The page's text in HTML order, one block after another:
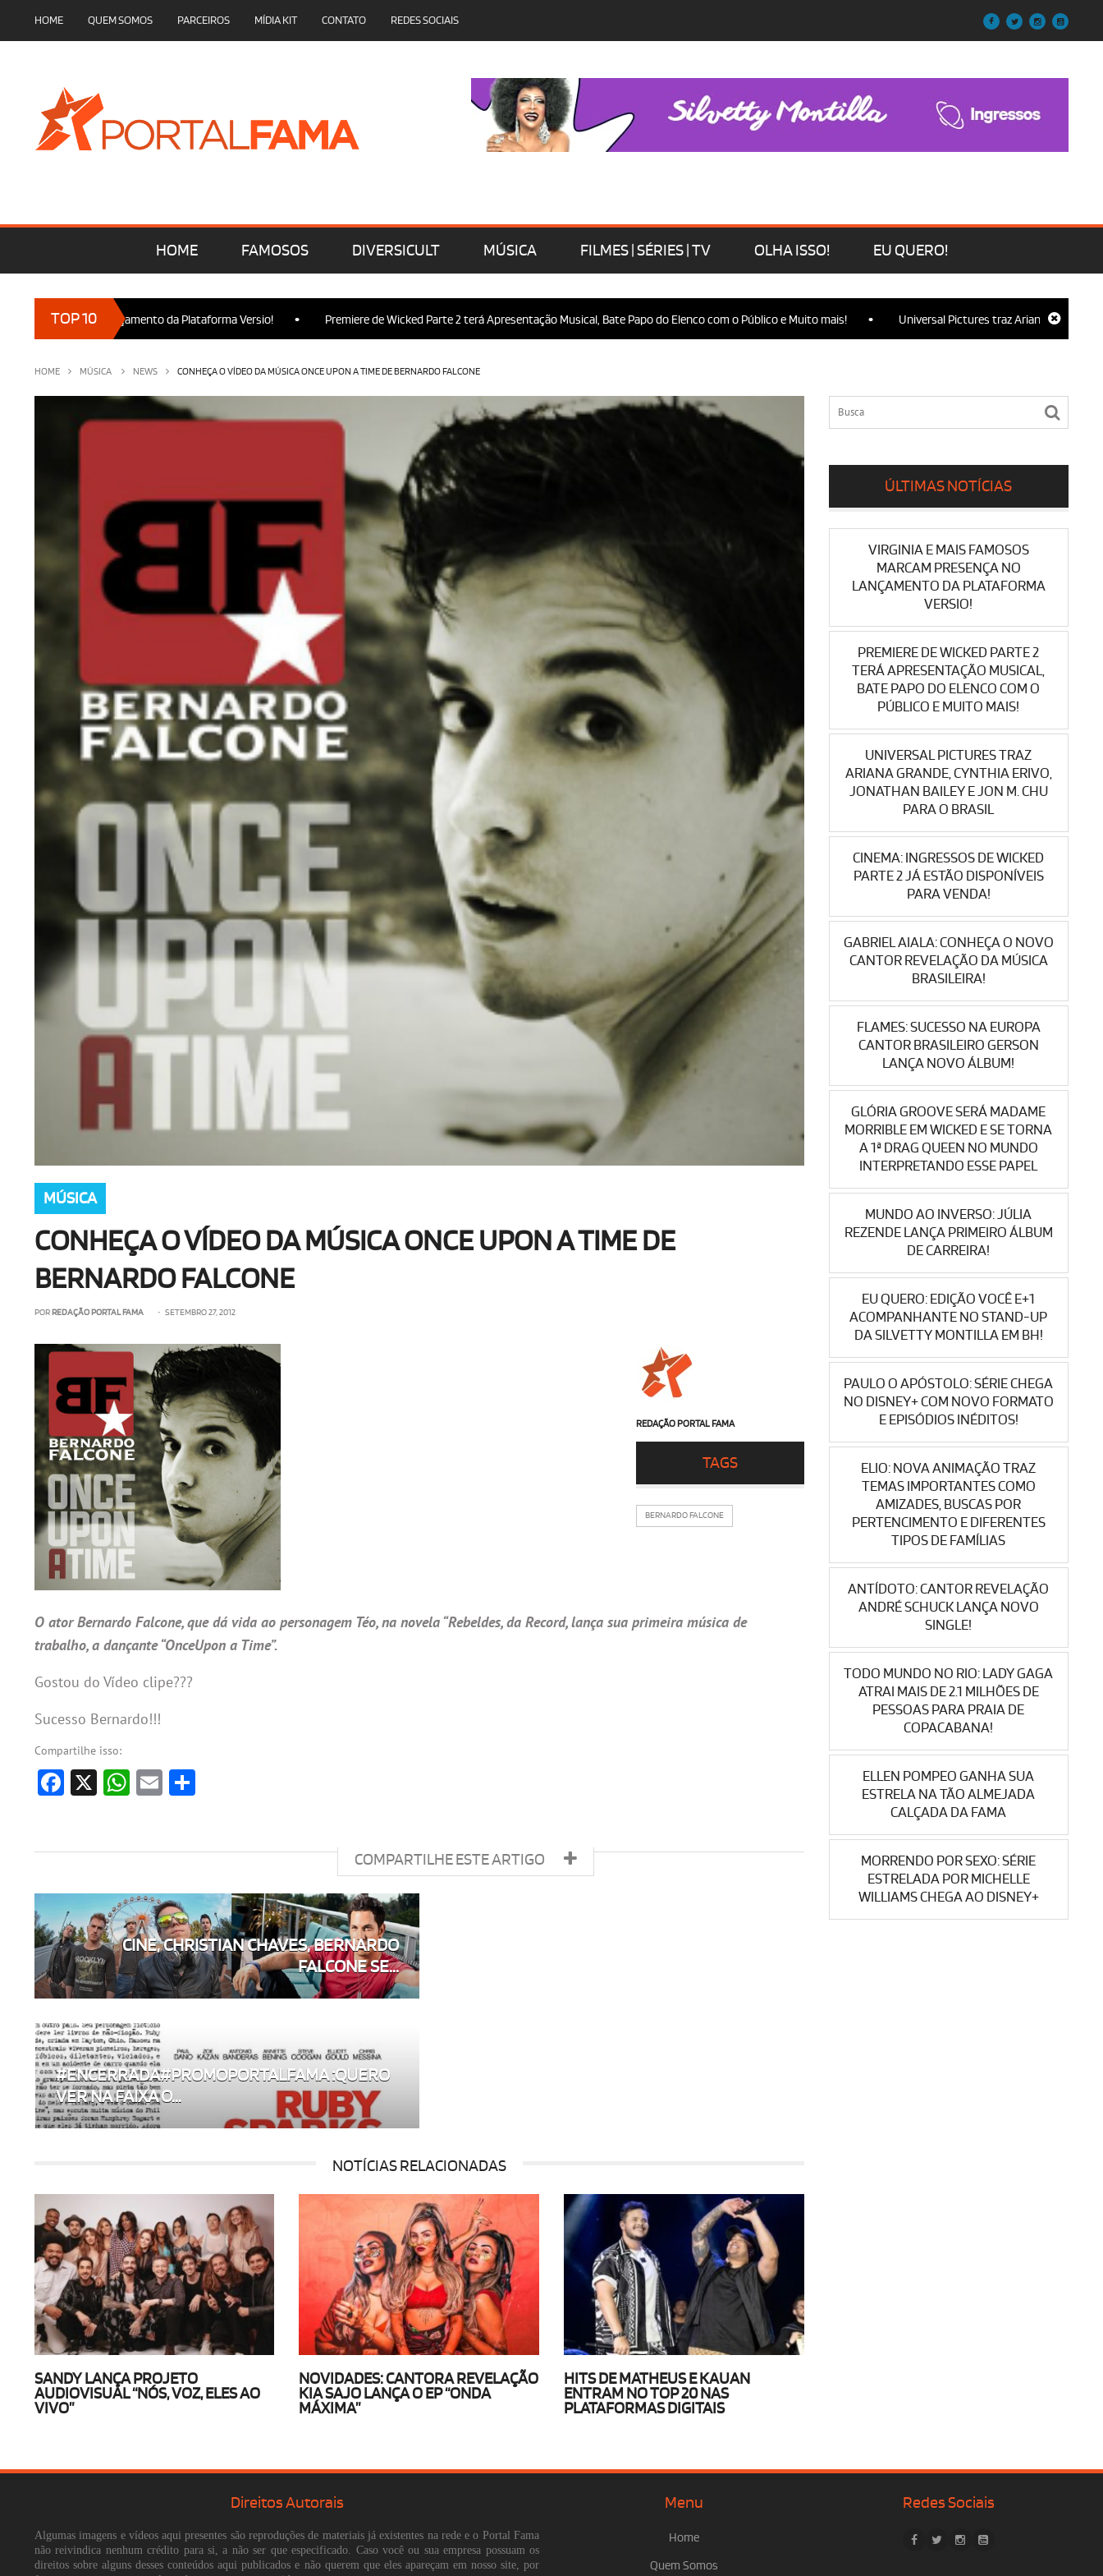
HOME QUEM SOMOS PARCEIROS MÍDIA KIT CONTATO REDES SOCIAIS
HOME FAMOSOS DIVERSICULT MÚSICA FILMES | SÉRIES | TV OLHA ISSO! EU QUERO!
TOP 10
no Lançamento da Plataforma Versio! • Premiere de Wicked Parte 2 terá Apresentação Musical, Bate Papo do Elenco com o Público e Muito mais! • Universal Pictures traz Ariana Grande, Cynthia
HOME MÚSICA NEWS CONHEÇA O VÍDEO DA MÚSICA ONCE UPON A TIME DE BERNARDO FALCONE
MÚSICA
CONHEÇA O VÍDEO DA MÚSICA ONCE UPON A TIME DE
BERNARDO FALCONE
POR REDAÇÃO PORTAL FAMA • SETEMBRO 27, 2012
REDAÇÃO PORTAL FAMA
TAGS
BERNARDO FALCONE
O ator Bernardo Falcone, que dá vida ao personagem Téo, na novela “Rebeldes, da Record, lança sua primeira música de
trabalho, a dançante “OnceUpon a Time”.
Gostou do Vídeo clipe???
Sucesso Bernardo!!!
Compartilhe isso:
Facebook
X WhatsApp
Email
COMPARTILHE ESTE ARTIGO
CINE, CHRISTIAN CHAVES, BERNARDO
FALCONE SE...
#ENCERRADA#PROMOPORTALFAMA :QUERO
VER NA FAIXA O...
NOTÍCIAS RELACIONADAS
SANDY LANÇA PROJETO
AUDIOVISUAL “NÓS, VOZ, ELES AO
VIVO”
NOVIDADES: CANTORA REVELAÇÃO
KIA SAJO LANÇA O EP “ONDA
MÁXIMA”
HITS DE MATHEUS E KAUAN
ENTRAM NO TOP 20 NAS
PLATAFORMAS DIGITAIS
ÚLTIMAS NOTÍCIAS
VIRGINIA E MAIS FAMOSOS
MARCAM PRESENÇA NO
LANÇAMENTO DA PLATAFORMA
VERSIO!
PREMIERE DE WICKED PARTE 2
TERÁ APRESENTAÇÃO MUSICAL,
BATE PAPO DO ELENCO COM O
PÚBLICO E MUITO MAIS!
UNIVERSAL PICTURES TRAZ
ARIANA GRANDE, CYNTHIA ERIVO,
JONATHAN BAILEY E JON M. CHU
PARA O BRASIL
CINEMA: INGRESSOS DE WICKED
PARTE 2 JÁ ESTÃO DISPONÍVEIS
PARA VENDA!
GABRIEL AIALA: CONHEÇA O NOVO
CANTOR REVELAÇÃO DA MÚSICA
BRASILEIRA!
FLAMES: SUCESSO NA EUROPA
CANTOR BRASILEIRO GERSON
LANÇA NOVO ÁLBUM!
GLÓRIA GROOVE SERÁ MADAME
MORRIBLE EM WICKED E SE TORNA
A 1ª DRAG QUEEN NO MUNDO
INTERPRETANDO ESSE PAPEL
MUNDO AO INVERSO: JÚLIA
REZENDE LANÇA PRIMEIRO ÁLBUM
DE CARREIRA!
EU QUERO: EDIÇÃO VOCÊ E+1
ACOMPANHANTE NO STAND-UP
DA SILVETTY MONTILLA EM BH!
PAULO O APÓSTOLO: SÉRIE CHEGA
NO DISNEY+ COM NOVO FORMATO
E EPISÓDIOS INÉDITOS!
ELIO: NOVA ANIMAÇÃO TRAZ
TEMAS IMPORTANTES COMO
AMIZADES, BUSCAS POR
PERTENCIMENTO E DIFERENTES
TIPOS DE FAMÍLIAS
ANTÍDOTO: CANTOR REVELAÇÃO
ANDRÉ SCHUCK LANÇA NOVO
SINGLE!
TODO MUNDO NO RIO: LADY GAGA
ATRAI MAIS DE 2.1 MILHÕES DE
PESSOAS PARA PRAIA DE
COPACABANA!
ELLEN POMPEO GANHA SUA
ESTRELA NA TÃO ALMEJADA
CALÇADA DA FAMA
MORRENDO POR SEXO: SÉRIE
ESTRELADA POR MICHELLE
WILLIAMS CHEGA AO DISNEY+
Direitos Autorais
Algumas imagens e vídeos aqui presentes são reproduções de materiais já existentes na rede e o Portal Fama
não reivindica nenhum crédito para si, a não ser que especificado. Caso você ou sua empresa possuam os
direitos sobre alguns desses conteúdos aqui publicados e não querem que eles apareçam em nosso site, por
Menu
Home
Quem Somos
Redes Sociais